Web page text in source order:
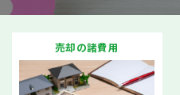
売却の諸費用